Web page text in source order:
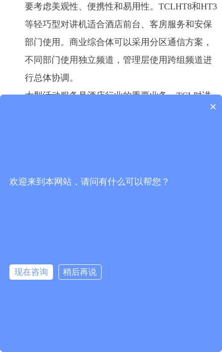
要考虑美观性、便携性和易用性。TCLHT8和HT3
等轻巧型对讲机适合酒店前台、客房服务和安保
部门使用。商业综合体可以采用分区通信方案，
不同部门使用独立频道，管理层使用跨组频道进
行总体协调。
大型活动服务是酒店行业的重要业务，TCL对讲
特殊需求，可以为客户提供定制化的通信解决方
TCL对讲机凭借其可靠的产品质量和创新的技术设
×
欢迎来到本网站，请问有什么可以帮您？
现在咨询 稍后再说